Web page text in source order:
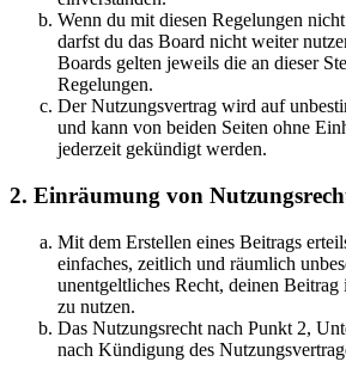
Wenn du mit diesen Regelungen
darfst du das Board nicht weiter
Boards gelten jeweils die an dieser
Regelungen.
Der Nutzungsvertrag wird auf
und kann von beiden Seiten ohne
jederzeit gekündigt werden.
2. Einräumung von
Mit dem Erstellen eines Beitrags
einfaches, zeitlich und räumlich
unentgeltliches Recht, deinen Beitrag
zu nutzen.
Das Nutzungsrecht nach Punkt 2,
nach Kündigung des